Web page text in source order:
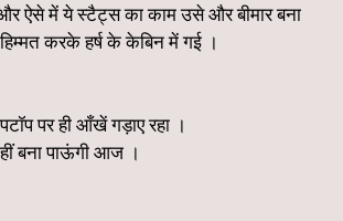
और ऐसे में ये स्टैट्स का काम उसे और बीमार बना
करके हर्ष के केबिन में गई ।
पर ही आँखें गड़ाए रहा ।
बना पाऊंगी आज ।